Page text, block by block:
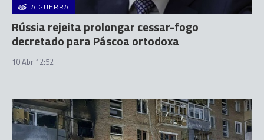
A GUERRA
Rússia rejeita prolongar cessar-fogo
decretado para Páscoa ortodoxa
10 Abr 12:52